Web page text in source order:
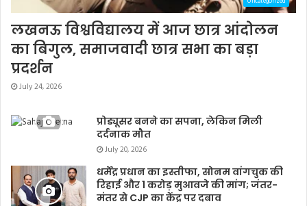
लखनऊ विश्वविद्यालय में आज छात्र आंदोलन
का बिगुल, समाजवादी छात्र सभा का बड़ा
प्रदर्शन
July 24, 2026
प्रोड्यूसर बनने का सपना, लेकिन मिली
दर्दनाक मौत
July 20, 2026
धर्मेंद्र प्रधान का इस्तीफा, सोनम वांगचुक की
रिहाई और 1 करोड़ मुआवजे की मांग; जंतर-
मंतर से CJP का केंद्र पर दबाव